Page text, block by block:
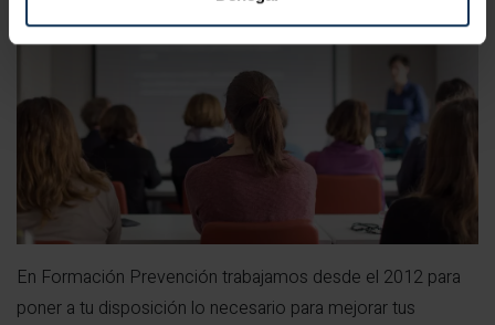
En Formación Prevención trabajamos desde el 2012 para
poner a tu disposición lo necesario para mejorar tus